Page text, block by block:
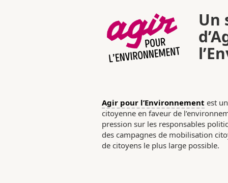
Un
Agir pour l’Environnement est
citoyenne en faveur de
pression sur les responsables
des campagnes de mobilisation
de citoyens le plus large possible.